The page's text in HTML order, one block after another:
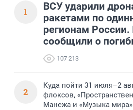
1
ВСУ ударили
ракетами по
регионам России.
сообщили о
107 213
2
Куда пойти 31 июля–2
флоксов,
Манежа и «Музыка мира»